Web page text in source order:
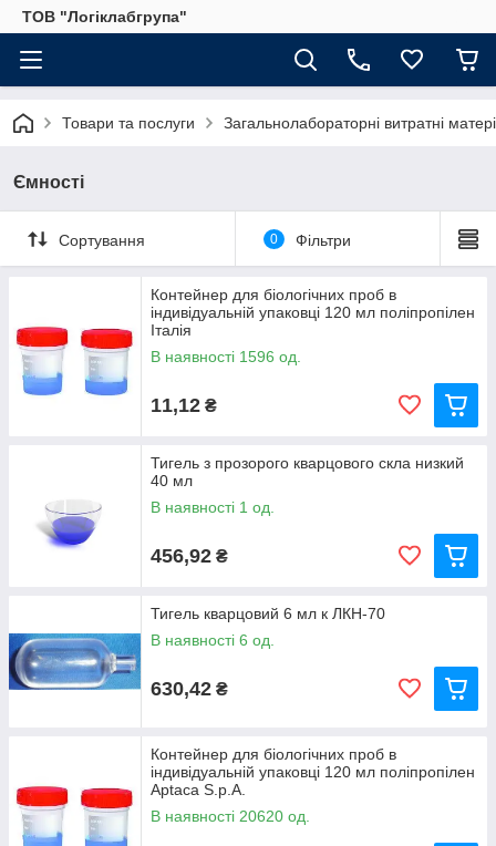
ТОВ "Логіклабгрупа"
Товари та послуги Загальнолабораторні витратні
Ємності
Сортування 0 Фільтри
Контейнер для біологічних проб в
індивідуальній упаковці 120 мл поліпропілен
Італія
В наявності 1596 од.
11,12 ₴
Тигель з прозорого кварцового скла низкий
40 мл
В наявності 1 од.
456,92 ₴
Тигель кварцовий 6 мл к ЛКН-70
В наявності 6 од.
630,42 ₴
Контейнер для біологічних проб в
індивідуальній упаковці 120 мл поліпропілен
Aptaca S.p.A.
В наявності 20620 од.